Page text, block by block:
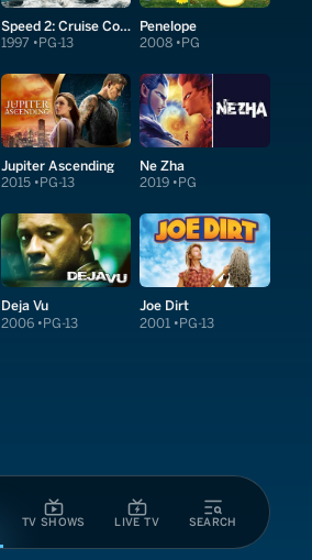
TV SHOWS LIVE TV SEARCH
Speed 2: Cruise Control
1997 PG-13
Penelope
2008 PG
Jupiter Ascending
2015 PG-13
Ne Zha
2019 PG
Deja Vu
2006 PG-13
Joe Dirt
2001 PG-13